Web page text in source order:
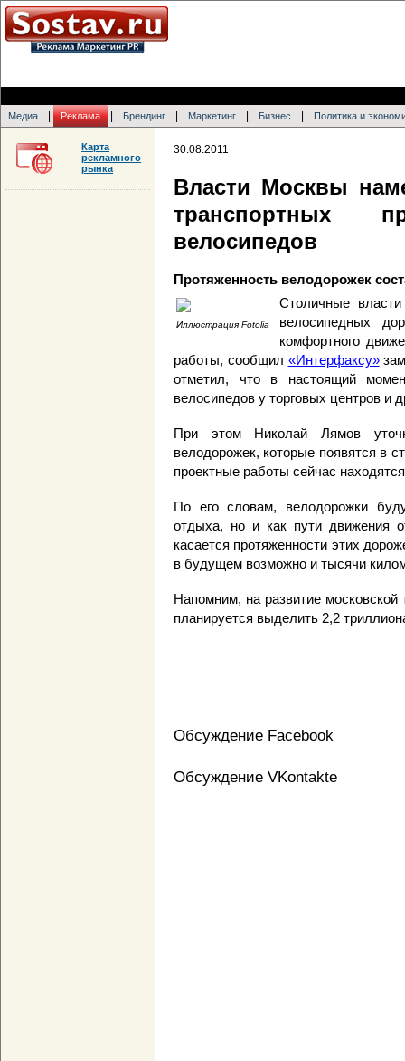
Медиа Реклама Брендинг Маркетинг Бизнес Политика и
30.08.2011
Власти Москвы
транспортных
велосипедов
Протяженность велодорожек
Иллюстрация Fotolia
Столичные власти
велосипедных
комфортного
работы, сообщил «Интерфаксу»
отметил, что в настоящий
велосипедов у торговых центров и
При этом Николай Лямов
велодорожек, которые появятся в
проектные работы сейчас
По его словам, велодорожки
отдыха, но и как пути движения
касается протяженности этих
в будущем возможно и тысячи
Напомним, на развитие
планируется выделить 2,2
Обсуждение Facebook
Обсуждение VKontakte
Карта
рекламного
рынка